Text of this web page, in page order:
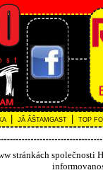
JĂ ÂŠTAMGAST TOP
stránkách společnosti